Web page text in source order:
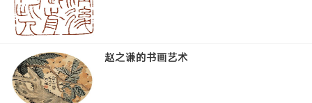
赵之谦的书画艺术